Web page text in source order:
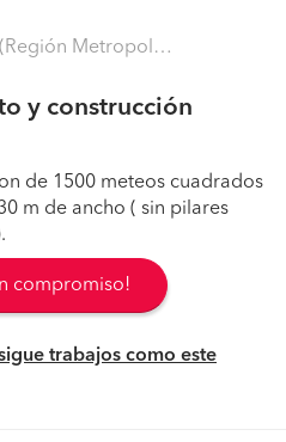
Metropolitana - Santiago)
y construcción
de 1500 meteos cuadrados
m de ancho ( sin pilares
compromiso!
trabajos como este